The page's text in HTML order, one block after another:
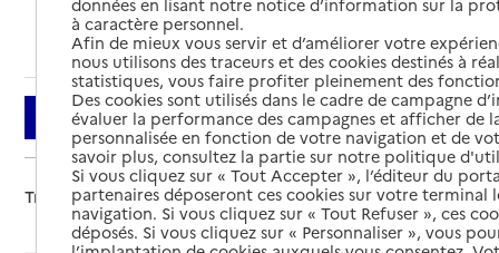
Ajouter cette recherche aux favoris
Filtrer
Trier par :
données en lisant notre notice d’information sur la
à caractère personnel.
Afin de mieux vous servir et d’améliorer votre
nous utilisons des traceurs et des cookies destinés à
statistiques, vous faire profiter pleinement des
Des cookies sont utilisés dans le cadre de campagne
évaluer la performance des campagnes et afficher de
personnalisée en fonction de votre navigation et de
savoir plus, consultez la partie sur notre politique
Si vous cliquez sur « Tout Accepter », l’éditeur du
partenaires déposeront ces cookies sur votre terminal
navigation. Si vous cliquez sur « Tout Refuser », ces
déposés. Si vous cliquez sur « Personnaliser », vous